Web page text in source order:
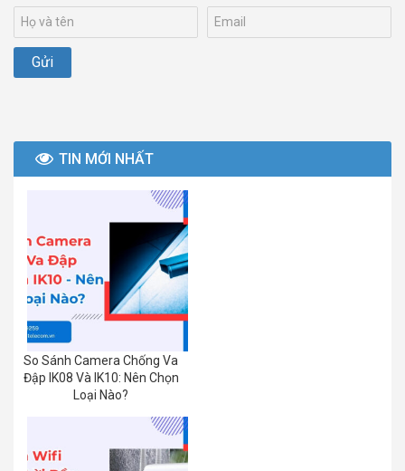
TIN MỚI NHẤT
So Sánh Camera Chống Va
Đập IK08 Và IK10: Nên Chọn
Loại Nào?